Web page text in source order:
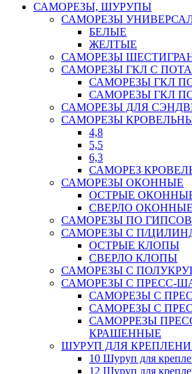
САМОРЕЗЫ, ШУРУПЫ
САМОРЕЗЫ
БЕЛЫЕ
ЖЕЛТЫЕ
САМОРЕЗЫ
САМОРЕЗЫ ГКЛ С
САМОРЕЗЫ ГКЛ
САМОРЕЗЫ ГКЛ
САМОРЕЗЫ ДЛЯ
САМОРЕЗЫ
4,8
5,5
6,3
САМОРЕЗ
САМОРЕЗЫ ОКОННЫЕ
ОСТРЫЕ
СВЕРЛО ОКОННЫЕ
САМОРЕЗЫ ПО
САМОРЕЗЫ С П/
ОСТРЫЕ КЛОПЫ
СВЕРЛО КЛОПЫ
САМОРЕЗЫ С
САМОРЕЗЫ С ПРЕСС-
САМОРЕЗЫ С
САМОРЕЗЫ С
САМОРРЕЗЫ
КРАШЕННЫЕ
ШУРУП ДЛЯ
10 Шуруп для
12 Шуруп для